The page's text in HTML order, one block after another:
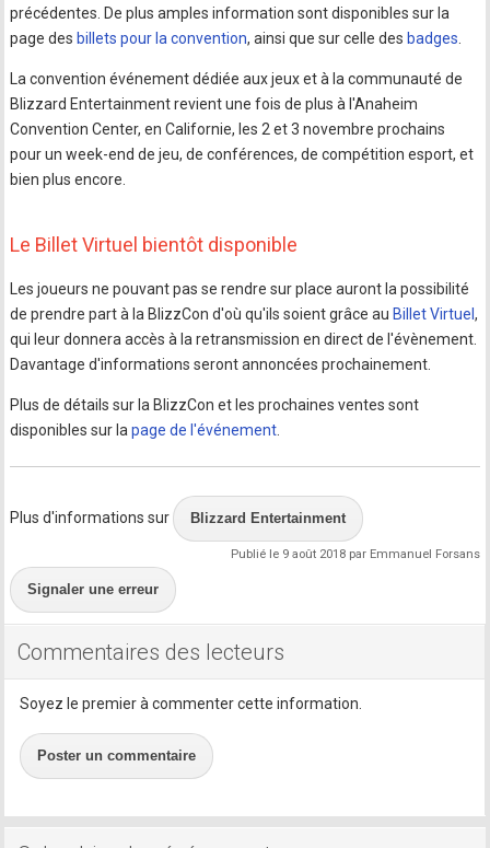
précédentes. De plus amples information sont disponibles sur la
page des billets pour la convention, ainsi que sur celle des badges.
La convention événement dédiée aux jeux et à la communauté de
Blizzard Entertainment revient une fois de plus à l'Anaheim
Convention Center, en Californie, les 2 et 3 novembre prochains
pour un week-end de jeu, de conférences, de compétition esport, et
bien plus encore.
Le Billet Virtuel bientôt disponible
Les joueurs ne pouvant pas se rendre sur place auront la possibilité
de prendre part à la BlizzCon d'où qu'ils soient grâce au Billet Virtuel,
qui leur donnera accès à la retransmission en direct de l'évènement.
Davantage d'informations seront annoncées prochainement.
Plus de détails sur la BlizzCon et les prochaines ventes sont
disponibles sur lapage de l'événement.
Plus d'informations sur Blizzard Entertainment
Publié le 9 août 2018 par Emmanuel Forsans
Signaler une erreur
Commentaires des lecteurs
Soyez le premier à commenter cette information.
Poster un commentaire